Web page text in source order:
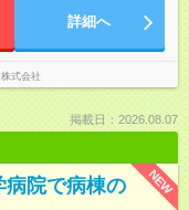
詳細へ
式会社
掲載日：2026.08.07
NEW
病院で病棟の